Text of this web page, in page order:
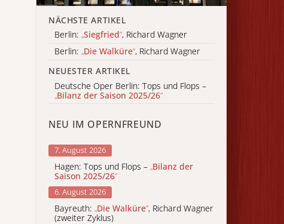
NÄCHSTE ARTIKEL
Berlin: „Siegfried“, Richard Wagner
Berlin: „Die Walküre“, Richard Wagner
NEUESTER ARTIKEL
Deutsche Oper Berlin: Tops und Flops –
„Bilanz der Saison 2025/26“
NEU IM OPERNFREUND
7. August 2026
Hagen: Tops und Flops – „Bilanz der
Saison 2025/26“
6. August 2026
Bayreuth: „Die Walküre“, Richard Wagner
(zweiter Zyklus)